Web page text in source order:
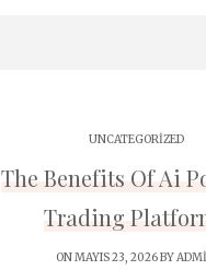
UNCATEGORIZED
The Benefits Of Ai
Trading
ON MAYIS 23, 2026 BY